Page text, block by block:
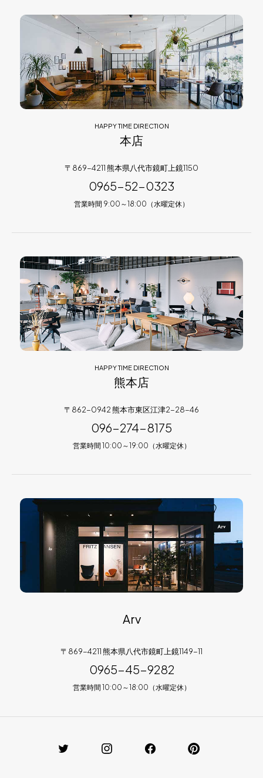
HAPPY TIME DIRECTION
本店
〒869-4211 熊本県八代市鏡町上鏡1150
0965-52-0323
営業時間 9:00～18:00（水曜定休）
HAPPY TIME DIRECTION
熊本店
〒862-0942 熊本市東区江津2-28-46
096-274-8175
営業時間 10:00～19:00（水曜定休）
Arv
〒869-4211 熊本県八代市鏡町上鏡1149-11
0965-45-9282
営業時間 10:00～18:00（水曜定休）